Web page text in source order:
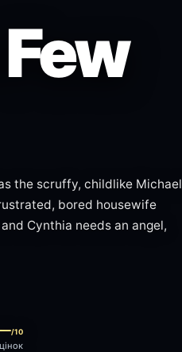
the scruffy, childlike Michael
bored housewife
Cynthia needs an angel,
/10